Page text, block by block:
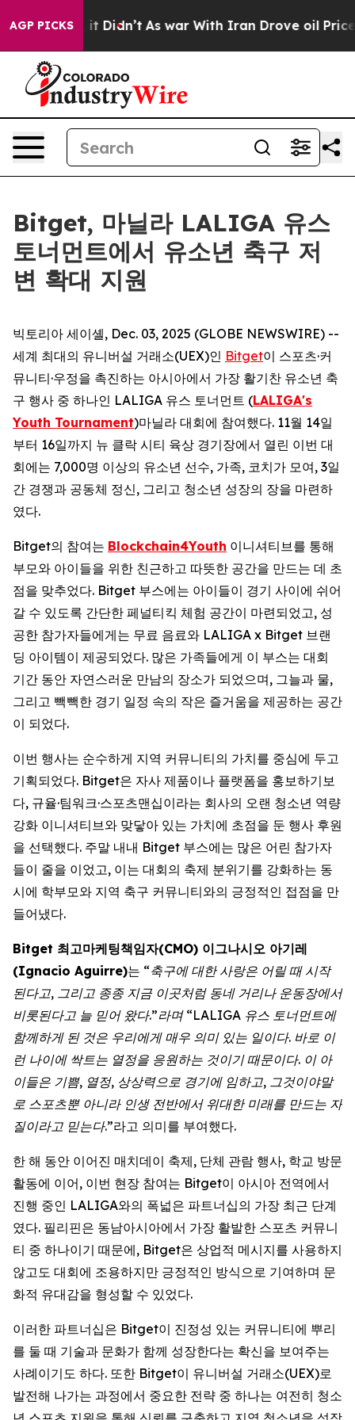
AGP PICKS
Well, it Didn’t As war With Iran Drove oil Prices
Bitget, 마닐라 LALIGA 유스
토너먼트에서 유소년 축구 저
변 확대 지원
빅토리아 세이셸, Dec. 03, 2025 (GLOBE NEWSWIRE) --
세계 최대의 유니버설 거래소(UEX)인 Bitget이 스포츠·커
뮤니티·우정을 촉진하는 아시아에서 가장 활기찬 유소년 축
구 행사 중 하나인 LALIGA 유스 토너먼트 (LALIGA's
Youth Tournament)마닐라 대회에 참여했다. 11월 14일
부터 16일까지 뉴 클락 시티 육상 경기장에서 열린 이번 대
회에는 7,000명 이상의 유소년 선수, 가족, 코치가 모여, 3일
간 경쟁과 공동체 정신, 그리고 청소년 성장의 장을 마련하
였다.
Bitget의 참여는 Blockchain4Youth 이니셔티브를 통해
부모와 아이들을 위한 친근하고 따뜻한 공간을 만드는 데 초
점을 맞추었다. Bitget 부스에는 아이들이 경기 사이에 쉬어
갈 수 있도록 간단한 페널티킥 체험 공간이 마련되었고, 성
공한 참가자들에게는 무료 음료와 LALIGA x Bitget 브랜
딩 아이템이 제공되었다. 많은 가족들에게 이 부스는 대회
기간 동안 자연스러운 만남의 장소가 되었으며, 그늘과 물,
그리고 빽빽한 경기 일정 속의 작은 즐거움을 제공하는 공간
이 되었다.
이번 행사는 순수하게 지역 커뮤니티의 가치를 중심에 두고
기획되었다. Bitget은 자사 제품이나 플랫폼을 홍보하기보
다, 규율·팀워크·스포츠맨십이라는 회사의 오랜 청소년 역량
강화 이니셔티브와 맞닿아 있는 가치에 초점을 둔 행사 후원
을 선택했다. 주말 내내 Bitget 부스에는 많은 어린 참가자
들이 줄을 이었고, 이는 대회의 축제 분위기를 강화하는 동
시에 학부모와 지역 축구 커뮤니티와의 긍정적인 접점을 만
들어냈다.
Bitget 최고마케팅책임자(CMO) 이그나시오 아기레
(Ignacio Aguirre)는 “축구에 대한 사랑은 어릴 때 시작
된다고, 그리고 종종 지금 이곳처럼 동네 거리나 운동장에서
비롯된다고 늘 믿어 왔다.”라며 “LALIGA 유스 토너먼트에
함께하게 된 것은 우리에게 매우 의미 있는 일이다. 바로 이
런 나이에 싹트는 열정을 응원하는 것이기 때문이다. 이 아
이들은 기쁨, 열정, 상상력으로 경기에 임하고, 그것이야말
로 스포츠뿐 아니라 인생 전반에서 위대한 미래를 만드는 자
질이라고 믿는다.”라고 의미를 부여했다.
한 해 동안 이어진 매치데이 축제, 단체 관람 행사, 학교 방문
활동에 이어, 이번 현장 참여는 Bitget이 아시아 전역에서
진행 중인 LALIGA와의 폭넓은 파트너십의 가장 최근 단계
였다. 필리핀은 동남아시아에서 가장 활발한 스포츠 커뮤니
티 중 하나이기 때문에, Bitget은 상업적 메시지를 사용하지
않고도 대회에 조용하지만 긍정적인 방식으로 기여하며 문
화적 유대감을 형성할 수 있었다.
이러한 파트너십은 Bitget이 진정성 있는 커뮤니티에 뿌리
를 둘 때 기술과 문화가 함께 성장한다는 확신을 보여주는
사례이기도 하다. 또한 Bitget이 유니버설 거래소(UEX)로
발전해 나가는 과정에서 중요한 전략 중 하나는 여전히 청소